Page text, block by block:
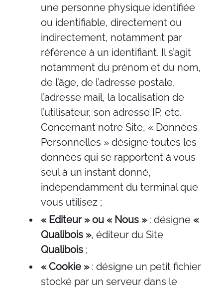
une personne physique identifiée
ou identifiable, directement ou
indirectement, notamment par
référence à un identifiant. Il s’agit
notamment du prénom et du nom,
de l’âge, de l’adresse postale,
l’adresse mail, la localisation de
l’utilisateur, son adresse IP, etc.
Concernant notre Site, « Données
Personnelles » désigne toutes les
données qui se rapportent à vous
seul à un instant donné,
indépendamment du terminal que
vous utilisez ;
« Editeur » ou « Nous »: désigne «
Qualibois », éditeur du Site
Qualibois ;
« Cookie »: désigne un petit fichier
stocké par un serveur dans le